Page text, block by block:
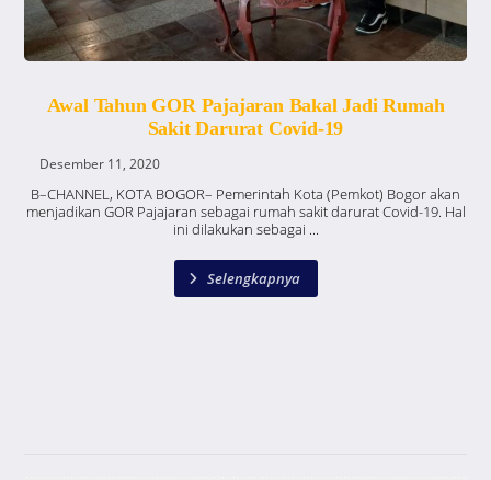
Awal Tahun GOR Pajajaran Bakal Jadi Rumah
Sakit Darurat Covid-19
Desember 11, 2020
B–CHANNEL, KOTA BOGOR– Pemerintah Kota (Pemkot) Bogor akan
menjadikan GOR Pajajaran sebagai rumah sakit darurat Covid-19. Hal
ini dilakukan sebagai ...
Selengkapnya